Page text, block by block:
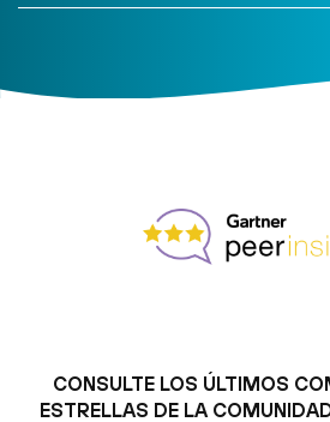
CONSULTE LOS ÚLTIMOS
ESTRELLAS DE LA